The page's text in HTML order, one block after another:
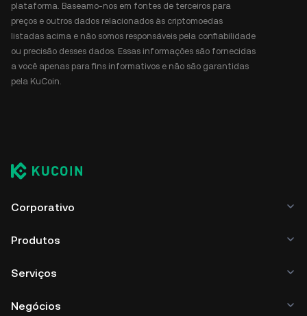
plataforma. Baseamo-nos em fontes de terceiros para
preços e outros dados relacionados às criptomoedas
listadas acima e não somos responsáveis pela confiabilidade
ou precisão desses dados. Essas informações são fornecidas
a você apenas para fins informativos e não são garantidas
pela KuCoin.
Corporativo
Produtos
Serviços
Negócios